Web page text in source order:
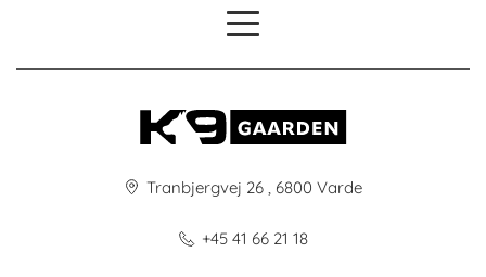
Tranbjergvej 26 , 6800 Varde
+45 41 66 21 18